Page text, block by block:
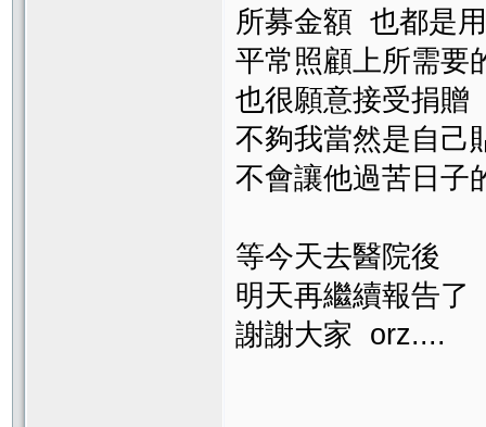
所募金額 也都是
平常照顧上所需要
也很願意接受捐贈
不夠我當然是自己
不會讓他過苦日子
等今天去醫院後
明天再繼續報告了
謝謝大家 orz....